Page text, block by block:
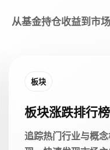
从基金持仓收益到市
板块
板块涨跌排行榜
追踪热门行业与概